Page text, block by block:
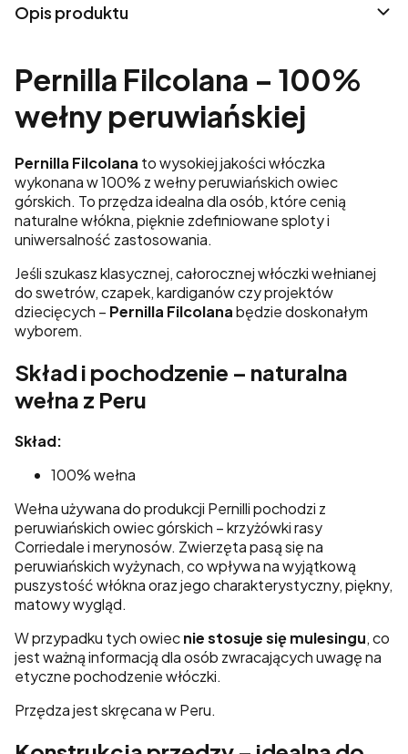
Opis produktu
Pernilla Filcolana – 100%
wełny peruwiańskiej
Pernilla Filcolana to wysokiej jakości włóczka
wykonana w 100% z wełny peruwiańskich owiec
górskich. To przędza idealna dla osób, które cenią
naturalne włókna, pięknie zdefiniowane sploty i
uniwersalność zastosowania.
Jeśli szukasz klasycznej, całorocznej włóczki wełnianej
do swetrów, czapek, kardiganów czy projektów
dziecięcych – Pernilla Filcolanabędzie doskonałym
wyborem.
Skład i pochodzenie – naturalna
wełna z Peru
Skład:
100% wełna
Wełna używana do produkcji Pernilli pochodzi z
peruwiańskich owiec górskich – krzyżówki rasy
Corriedale i merynosów. Zwierzęta pasą się na
peruwiańskich wyżynach, co wpływa na wyjątkową
puszystość włókna oraz jego charakterystyczny, piękny,
matowy wygląd.
W przypadku tych owiecnie stosuje się mulesingu, co
jest ważną informacją dla osób zwracających uwagę na
etyczne pochodzenie włóczki.
Przędza jest skręcana w Peru.